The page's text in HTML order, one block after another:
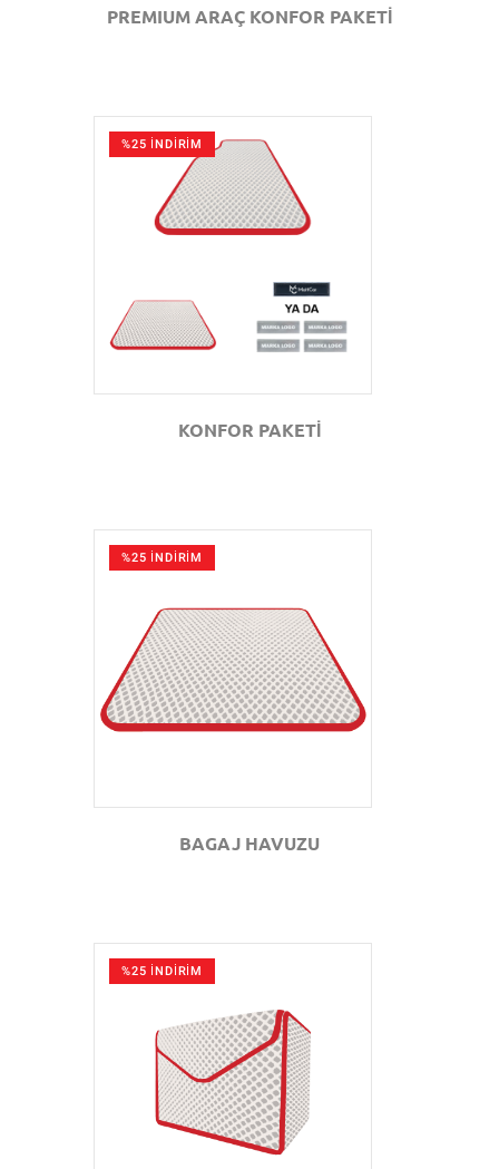
PREMIUM ARAÇ KONFOR PAKETİ
%25 İNDİRİM
KONFOR PAKETİ
%25 İNDİRİM
GÖZAT
BAGAJ HAVUZU
%25 İNDİRİM
GÖZAT